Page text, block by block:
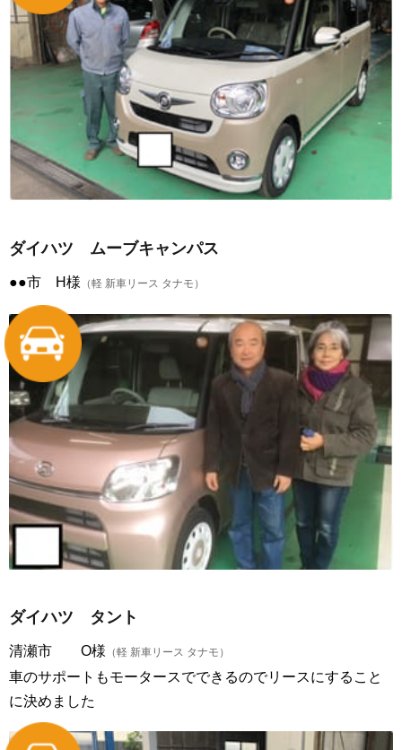
ダイハツ ムーブキャンパス
●●市 H様 （軽 新車リース タナモ）
ダイハツ タント
清瀬市 O様 （軽 新車リース タナモ）
車のサポートもモータースでできるのでリースにすること
に決めました